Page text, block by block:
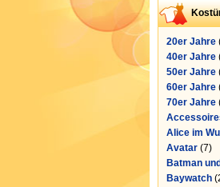
20er Jahre
40er Jahre
50er Jahre
60er Jahre
70er Jahre
Alice im
Avatar (7)
Batman
Baywatch